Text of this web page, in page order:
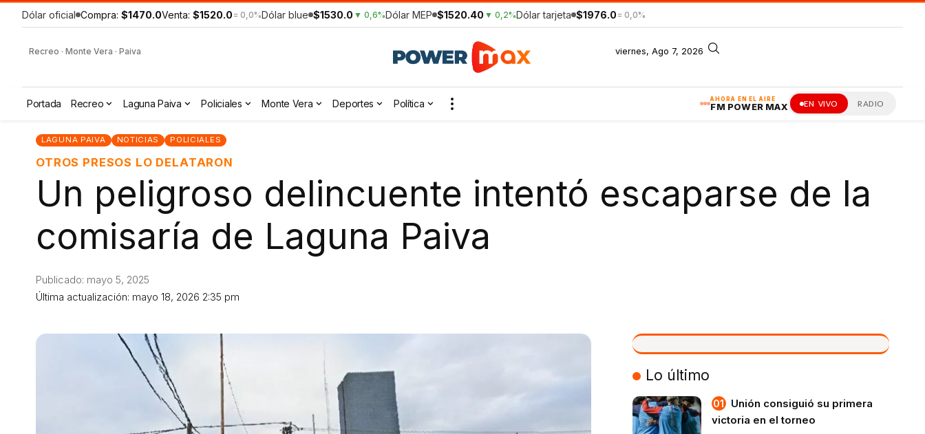
Dólar oficial Compra: $1470.0Venta: $1520.0 = 0,0%Dólar blue $1530.0 ▼ 0,6%Dólar MEP $1520.40 ▼ 0,2%Dólar tarjeta $1976.0 = 0,0%
Recreo · Monte Vera · Paiva viernes, Ago 7, 2026
AHORA EN EL AIRE
FM POWER MAX EN VIVO RADIO
Portada Recreo Laguna Paiva Policiales Monte Vera Deportes Política
LAGUNA PAIVA NOTICIAS POLICIALES
OTROS PRESOS LO DELATARON
Un peligroso delincuente intentó escaparse de la
comisaría de Laguna Paiva
Última actualización: mayo 18, 2026 2:35 pm
Publicado: mayo 5, 2025
VIVO
Lo último
Unión consiguió su primera
victoria en el torneo